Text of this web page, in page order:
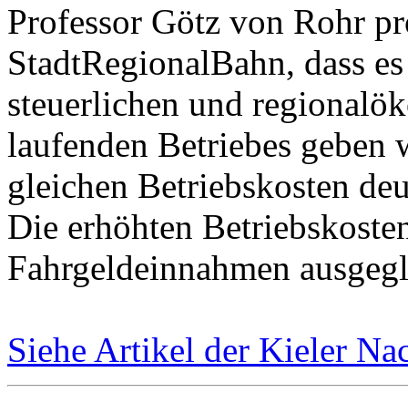
Professor Götz von Rohr
StadtRegionalBahn, dass
steuerlichen und
laufenden Betriebes geben
gleichen Betriebskosten
Die erhöhten
Fahrgeldeinnahmen
Siehe Artikel der Kieler